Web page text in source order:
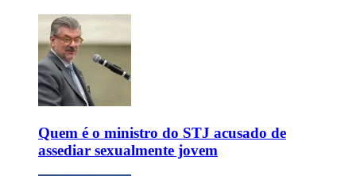
Quem é o ministro do STJ acusado de
assediar sexualmente jovem